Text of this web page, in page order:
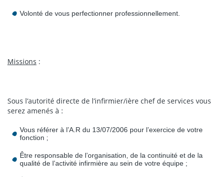
Volonté de vous perfectionner professionnellement.
Missions :
Sous l’autorité directe de l’infirmier/ière chef de services vous
serez amenés à :
Vous référer à l’A.R du 13/07/2006 pour l’exercice de votre
fonction ;
Être responsable de l’organisation, de la continuité et de la
qualité de l’activité infirmière au sein de votre équipe ;